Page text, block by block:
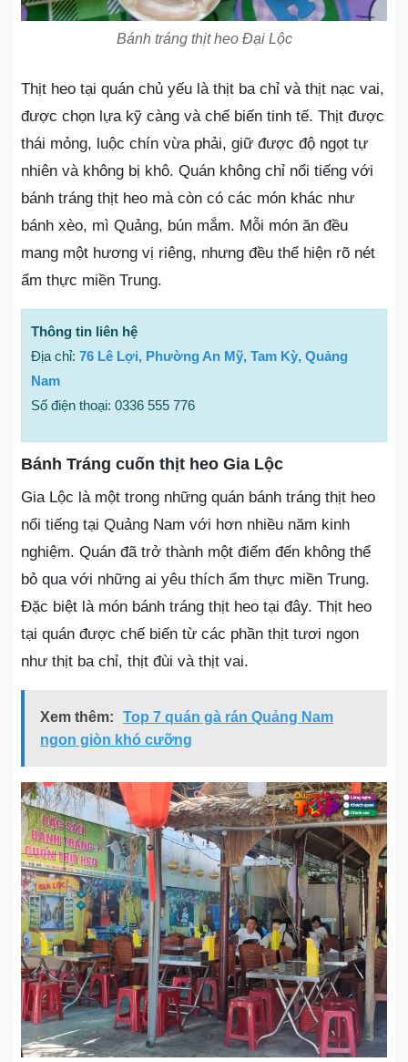
Bánh tráng thịt heo Đại Lộc
Thịt heo tại quán chủ yếu là thịt ba chỉ và thịt nạc vai,
được chọn lựa kỹ càng và chế biến tinh tế. Thịt được
thái mỏng, luộc chín vừa phải, giữ được độ ngọt tự
nhiên và không bị khô. Quán không chỉ nổi tiếng với
bánh tráng thịt heo mà còn có các món khác như
bánh xèo, mì Quảng, bún mắm. Mỗi món ăn đều
mang một hương vị riêng, nhưng đều thể hiện rõ nét
ẩm thực miền Trung.
Thông tin liên hệ
Địa chỉ: 76 Lê Lợi, Phường An Mỹ, Tam Kỳ, Quảng
Nam
Số điện thoại: 0336 555 776
Bánh Tráng cuốn thịt heo Gia Lộc
Gia Lộc là một trong những quán bánh tráng thịt heo
nổi tiếng tại Quảng Nam với hơn nhiều năm kinh
nghiệm. Quán đã trở thành một điểm đến không thể
bỏ qua với những ai yêu thích ẩm thực miền Trung.
Đặc biệt là món bánh tráng thịt heo tại đây. Thịt heo
tại quán được chế biến từ các phần thịt tươi ngon
như thịt ba chỉ, thịt đùi và thịt vai.
Xem thêm:
Top 7 quán gà rán Quảng Nam
ngon giòn khó cưỡng